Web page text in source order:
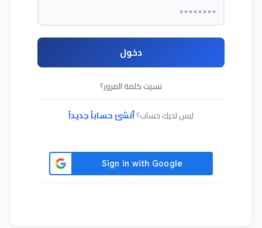
دخول
نسيت كلمة المرور؟
ليس لديك حساب؟أنشئ حساباً جديداً